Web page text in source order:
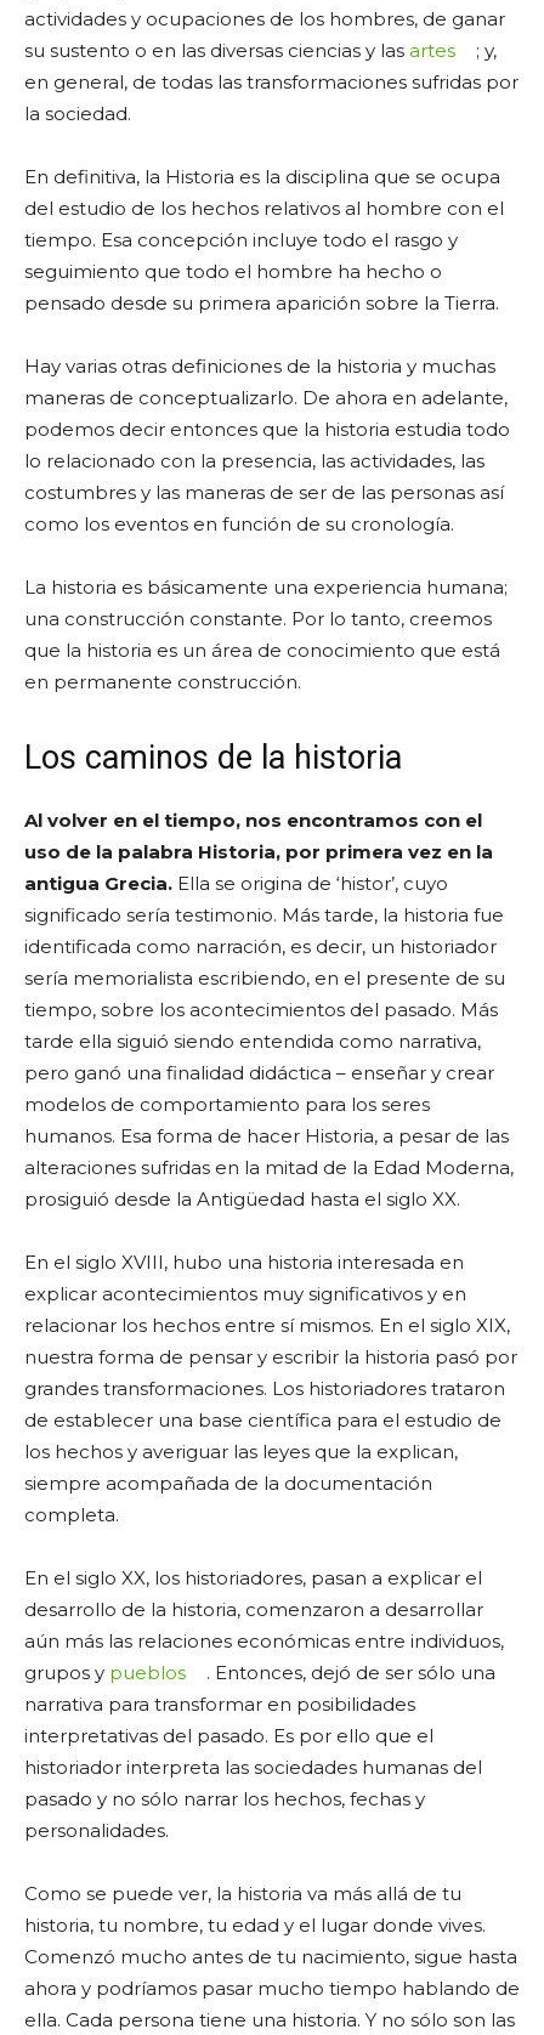
actividades y ocupaciones de los hombres, de ganar
su sustento o en las diversas ciencias y las artes
; y,
en general, de todas las transformaciones sufridas por
la sociedad.
En definitiva, la Historia es la disciplina que se ocupa
del estudio de los hechos relativos al hombre con el
tiempo. Esa concepción incluye todo el rasgo y
seguimiento que todo el hombre ha hecho o
pensado desde su primera aparición sobre la Tierra.
Hay varias otras definiciones de la historia y muchas
maneras de conceptualizarlo. De ahora en adelante,
podemos decir entonces que la historia estudia todo
lo relacionado con la presencia, las actividades, las
costumbres y las maneras de ser de las personas así
como los eventos en función de su cronología.
La historia es básicamente una experiencia humana;
una construcción constante. Por lo tanto, creemos
que la historia es un área de conocimiento que está
en permanente construcción.
Los caminos de la historia
Al volver en el tiempo, nos encontramos con el
uso de la palabra Historia, por primera vez en la
antigua Grecia. Ella se origina de ‘histor’, cuyo
significado sería testimonio. Más tarde, la historia fue
identificada como narración, es decir, un historiador
sería memorialista escribiendo, en el presente de su
tiempo, sobre los acontecimientos del pasado. Más
tarde ella siguió siendo entendida como narrativa,
pero ganó una finalidad didáctica – enseñar y crear
modelos de comportamiento para los seres
humanos. Esa forma de hacer Historia, a pesar de las
alteraciones sufridas en la mitad de la Edad Moderna,
prosiguió desde la Antigüedad hasta el siglo XX.
En el siglo XVIII, hubo una historia interesada en
explicar acontecimientos muy significativos y en
relacionar los hechos entre sí mismos. En el siglo XIX,
nuestra forma de pensar y escribir la historia pasó por
grandes transformaciones. Los historiadores trataron
de establecer una base científica para el estudio de
los hechos y averiguar las leyes que la explican,
siempre acompañada de la documentación
completa.
En el siglo XX, los historiadores, pasan a explicar el
desarrollo de la historia, comenzaron a desarrollar
aún más las relaciones económicas entre individuos,
grupos y pueblos
. Entonces, dejó de ser sólo una
narrativa para transformar en posibilidades
interpretativas del pasado. Es por ello que el
historiador interpreta las sociedades humanas del
pasado y no sólo narrar los hechos, fechas y
personalidades.
Como se puede ver, la historia va más allá de tu
historia, tu nombre, tu edad y el lugar donde vives.
Comenzó mucho antes de tu nacimiento, sigue hasta
ahora y podríamos pasar mucho tiempo hablando de
ella. Cada persona tiene una historia. Y no sólo son las